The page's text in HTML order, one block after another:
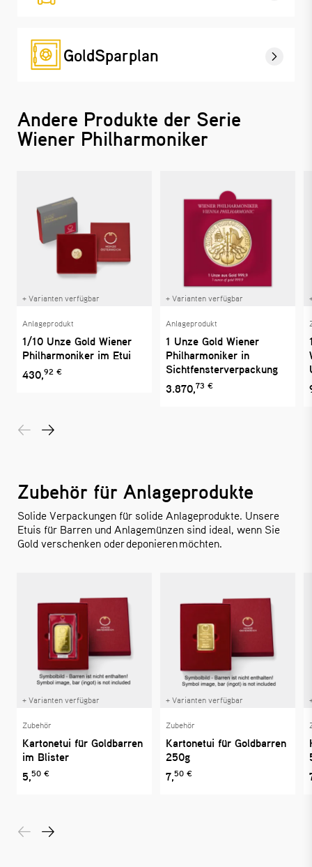
GoldSparplan
Andere Produkte der Serie
Wiener Philharmoniker
+ Varianten verfügbar
Anlageprodukt
1/10 Unze Gold Wiener
Philharmoniker im Etui
430,92 €
+ Varianten verfügbar
Anlageprodukt
1 Unze Gold Wiener
Philharmoniker in
Sichtfensterverpackung
3.870,73 €
Zubehör für Anlageprodukte
Solide Verpackungen für solide Anlageprodukte. Unsere
Etuis für Barren und Anlagemünzen sind ideal, wenn Sie
Gold verschenken oder deponieren möchten.
+ Varianten verfügbar
Zubehör
Kartonetui für Goldbarren
im Blister
5,50 €
+ Varianten verfügbar
Zubehör
Kartonetui für Goldbarren
250g
7,50 €